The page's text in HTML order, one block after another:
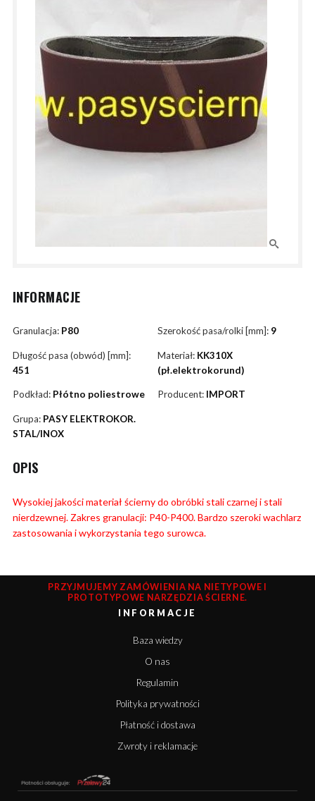
INFORMACJE
Granulacja: P80 Szerokość pasa/rolki [mm]: 9
Długość pasa (obwód) [mm]:
451
Materiał: KK310X
(pł.elektrokorund)
Podkład: Płótno poliestrowe Producent: IMPORT
Grupa: PASY ELEKTROKOR.
STAL/INOX
OPIS
Wysokiej jakości materiał ścierny do obróbki stali czarnej i stali
nierdzewnej. Zakres granulacji: P40-P400. Bardzo szeroki wachlarz
zastosowania i wykorzystania tego surowca.
PRZYJMUJEMY ZAMÓWIENIA NA NIETYPOWE I
PROTOTYPOWE NARZĘDZIA ŚCIERNE.
INFORMACJE
Baza wiedzy
O nas
Regulamin
Polityka prywatności
Płatność i dostawa
Zwroty i reklamacje